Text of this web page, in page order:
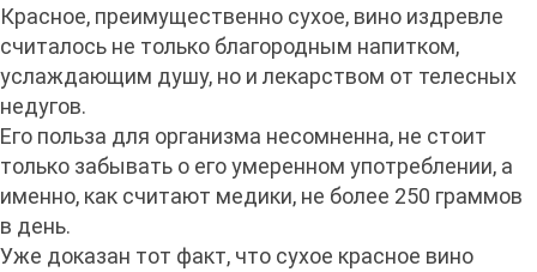
Красное, преимущественно сухое, вино издревле
считалось не только благородным напитком,
услаждающим душу, но и лекарством от телесных
недугов.
Его польза для организма несомненна, не стоит
только забывать о его умеренном употреблении, а
именно, как считают медики, не более 250 граммов
в день.
Уже доказан тот факт, что сухое красное вино